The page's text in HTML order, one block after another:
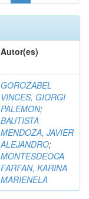
Autor(es)
GOROZABEL
VINCES, GIORGI
PALEMON;
BAUTISTA
MENDOZA, JAVIER
ALEJANDRO;
MONTESDEOCA
FARFAN, KARINA
MARIENELA